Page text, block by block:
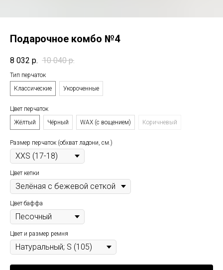
Подарочное комбо №4
8 032 р. 10 040 р.
Тип перчаток
Классические
Укороченные
Цвет перчаток
Жёлтый
Чёрный WAX (с вощением) Коричневый
Размер перчаток (обхват ладони, см.)
Цвет кепки
Цвет баффа
Цвет и размер ремня